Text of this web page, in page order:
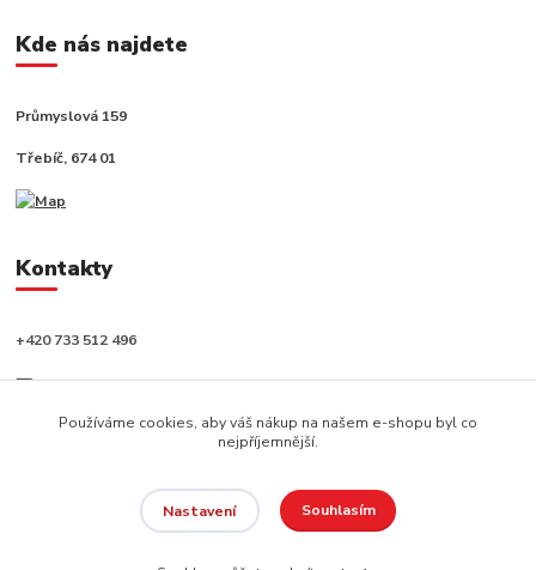
Kde nás najdete
Průmyslová 159
Třebíč, 674 01
Kontakty
+420 733 512 496
info@capushop.cz
Používáme cookies, aby váš nákup na našem e-shopu byl co
nejpříjemnější.
Nastavení Souhlasím